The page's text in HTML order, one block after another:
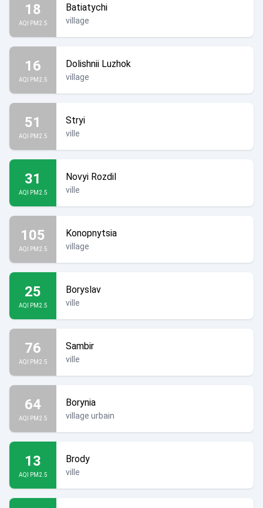
18
AQI PM2.5
Batiatychi
village
16
AQI PM2.5
Dolishnii Luzhok
village
51
AQI PM2.5
Stryi
ville
31
AQI PM2.5
Novyi Rozdil
ville
105
AQI PM2.5
Konopnytsia
village
25
AQI PM2.5
Boryslav
ville
76
AQI PM2.5
Sambir
ville
64
AQI PM2.5
Borynia
village urbain
13
AQI PM2.5
Brody
ville